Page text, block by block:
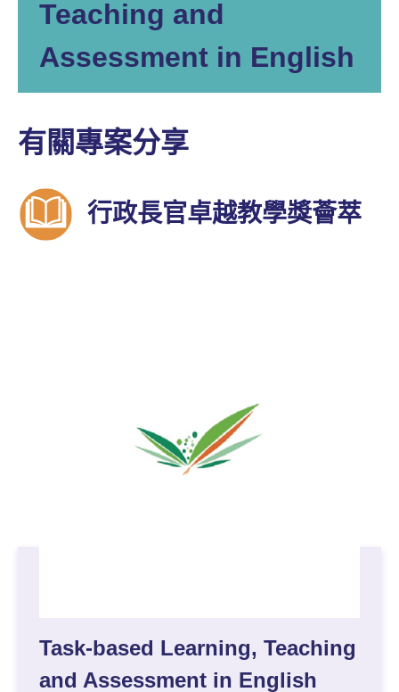
Teaching and
Assessment in English
有關專案分享
行政長官卓越教學獎薈萃
Task-based Learning, Teaching
and Assessment in English